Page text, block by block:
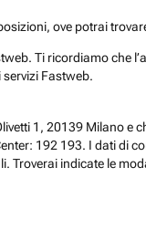
ove potrai
Ti ricordiamo che
Fastweb.
1, 20139 Milano
192 193. I dati di
Troverai indicate le